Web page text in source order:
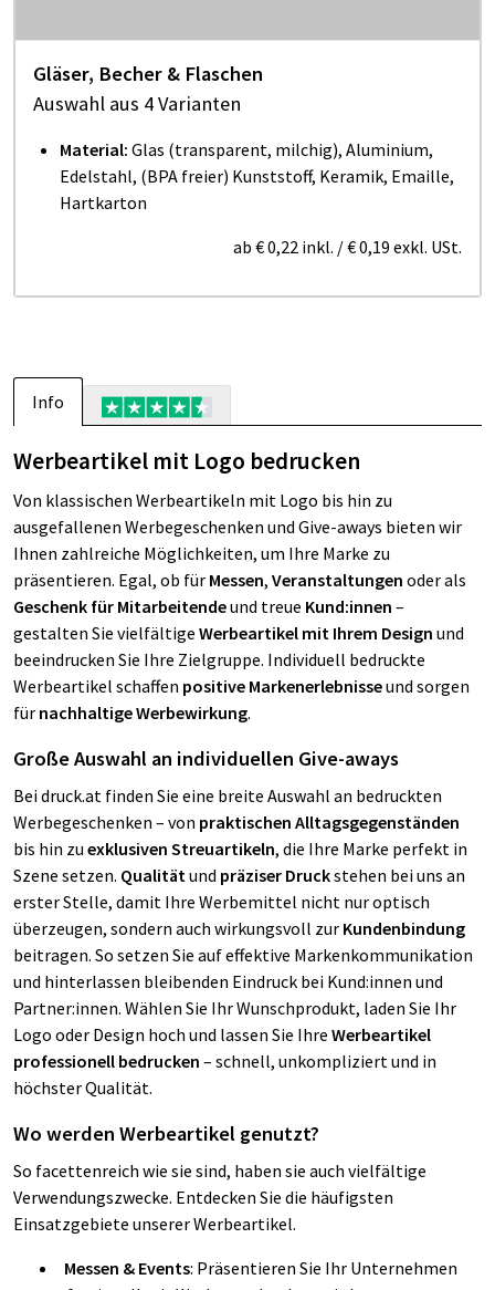
Gläser, Becher & Flaschen
Auswahl aus 4 Varianten
Material: Glas (transparent, milchig), Aluminium,
Edelstahl, (BPA freier) Kunststoff, Keramik, Emaille,
Hartkarton
ab € 0,22 inkl. /€ 0,19 exkl. USt.
Info
Werbeartikel mit Logo bedrucken
Von klassischen Werbeartikeln mit Logo bis hin zu
ausgefallenen Werbegeschenken und Give-aways bieten wir
Ihnen zahlreiche Möglichkeiten, um Ihre Marke zu
präsentieren. Egal, ob für Messen, Veranstaltungen oder als
Geschenk für Mitarbeitendeund treue Kund:innen –
gestalten Sie vielfältige Werbeartikel mit Ihrem Design und
beeindrucken Sie Ihre Zielgruppe. Individuell bedruckte
Werbeartikel schaffen positive Markenerlebnisseund sorgen
für nachhaltige Werbewirkung.
Große Auswahl an individuellen Give-aways
Bei druck.at finden Sie eine breite Auswahl an bedruckten
Werbegeschenken – von praktischen Alltagsgegenständen
bis hin zu exklusiven Streuartikeln, die Ihre Marke perfekt in
Szene setzen. Qualitätund präziser Druckstehen bei uns an
erster Stelle, damit Ihre Werbemittel nicht nur optisch
überzeugen, sondern auch wirkungsvoll zur Kundenbindung
beitragen. So setzen Sie auf effektive Markenkommunikation
und hinterlassen bleibenden Eindruck bei Kund:innen und
Partner:innen. Wählen Sie Ihr Wunschprodukt, laden Sie Ihr
Logo oder Design hoch und lassen Sie Ihre Werbeartikel
professionell bedrucken – schnell, unkompliziert und in
höchster Qualität.
Wo werden Werbeartikel genutzt?
So facettenreich wie sie sind, haben sie auch vielfältige
Verwendungszwecke. Entdecken Sie die häufigsten
Einsatzgebiete unserer Werbeartikel.
Messen & Events: Präsentieren Sie Ihr Unternehmen